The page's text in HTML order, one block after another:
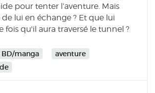
pour tenter l’aventure. Mais
lui en échange ? Et que lui
fois qu'il aura traversé le tunnel ?
manga
aventure